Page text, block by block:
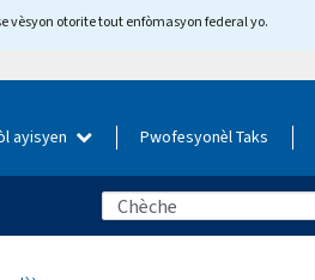
vèsyon otorite tout enfòmasyon federal yo.
ayisyen Pwofesyonèl Taks